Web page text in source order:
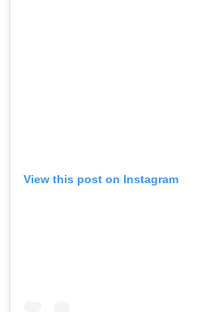
View this post on Instagram